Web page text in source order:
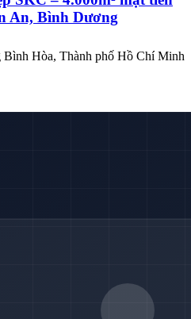
An, Bình Dương
Hòa, Thành phố Hồ Chí Minh